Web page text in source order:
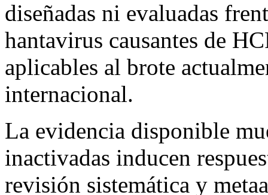
diseñadas ni evaluadas
hantavirus causantes de
aplicables al brote
internacional.
La evidencia disponible
inactivadas inducen
revisión sistemática y